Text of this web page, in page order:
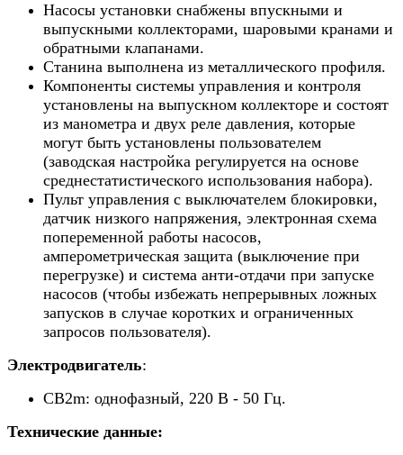
Насосы установки снабжены впускными и
выпускными коллекторами, шаровыми кранами и
обратными клапанами.
Станина выполнена из металлического профиля.
Компоненты системы управления и контроля
установлены на выпускном коллекторе и состоят
из манометра и двух реле давления, которые
могут быть установлены пользователем
(заводская настройка регулируется на основе
среднестатистического использования набора).
Пульт управления с выключателем блокировки,
датчик низкого напряжения, электронная схема
попеременной работы насосов,
амперометрическая защита (выключение при
перегрузке) и система анти-отдачи при запуске
насосов (чтобы избежать непрерывных ложных
запусков в случае коротких и ограниченных
запросов пользователя).
Электродвигатель:
CB2m: однофазный, 220 В - 50 Гц.
Технические данные: